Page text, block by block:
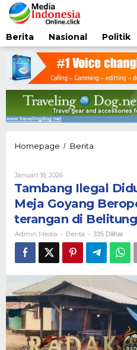
Lewati
ke
konten
Berita
Nasional Politik
Homepage / Berita
Hukum,
Meja
Goyang
Beroperasi
Terang-
terangan
di
Belitung
timur
Januari 18, 2026Oleh
Admin
Media
Tambang Ilegal
Meja Goyang
terangan di
Admin Media - Berita - 335 Dilihat